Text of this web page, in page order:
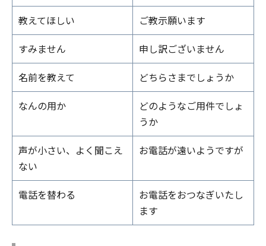
教えてほしい
ご教示願います
すみません
申し訳ございません
名前を教えて
どちらさまでしょうか
なんの用か
どのようなご用件でしょ
うか
声が小さい、よく聞こえ
ない
お電話が遠いようですが
電話を替わる
お電話をおつなぎいたし
ます